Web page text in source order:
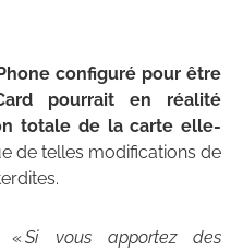
configuré pour être
pourrait en réalité
totale de la carte elle-
de telles modifications de
«Si vous apportez des